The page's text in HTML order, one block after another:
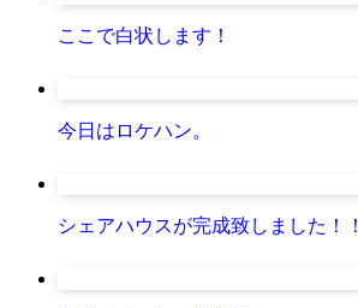
ここで白状します！
今日はロケハン。
シェアハウスが完成致しました！！